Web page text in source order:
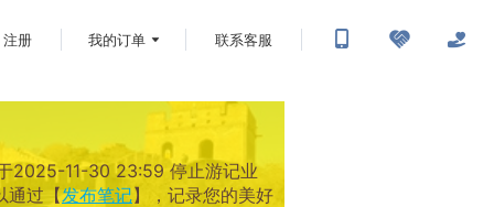
注册 我的订单 联系客服
2025-11-30 23:59 停止游记业
通过【发布笔记】，记录您的美好